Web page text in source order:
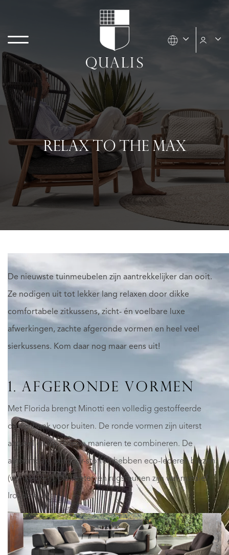
RELAX TO THE MAX
De nieuwste tuinmeubelen zijn aantrekkelijker dan ooit.
Ze nodigen uit tot lekker lang relaxen door dikke
comfortabele zitkussens, zicht- én voelbare luxe
afwerkingen, zachte afgeronde vormen en heel veel
sierkussens. Kom daar nog maar eens uit!
1. AFGERONDE VORMEN
Met Florida brengt Minotti een volledig gestoffeerde
designbank voor buiten. De ronde vormen zijn uiterst
actueel en op diverse manieren te combineren. De
afneembare outdoor-stoffen hebben eco-lederen biezen
(vier kleuren). De voeten en rugsteunen zijn van massief
Iroko-hout.